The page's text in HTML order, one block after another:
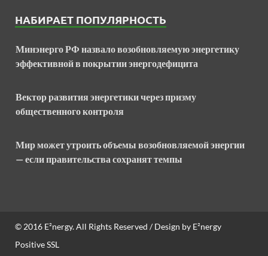
НАБИРАЕТ ПОПУЛЯРНОСТЬ
Минэнерго РФ назвало возобновляемую энергетику
эффективной в покрытии энергодефицита
Вектор развития энергетики через призму
общественного контроля
Мир может утроить объемы возобновляемой энергии
— если правительства сохранят темпы
© 2016 E²nergy. All Rights Reserved / Design by E²nergy
Positive SSL